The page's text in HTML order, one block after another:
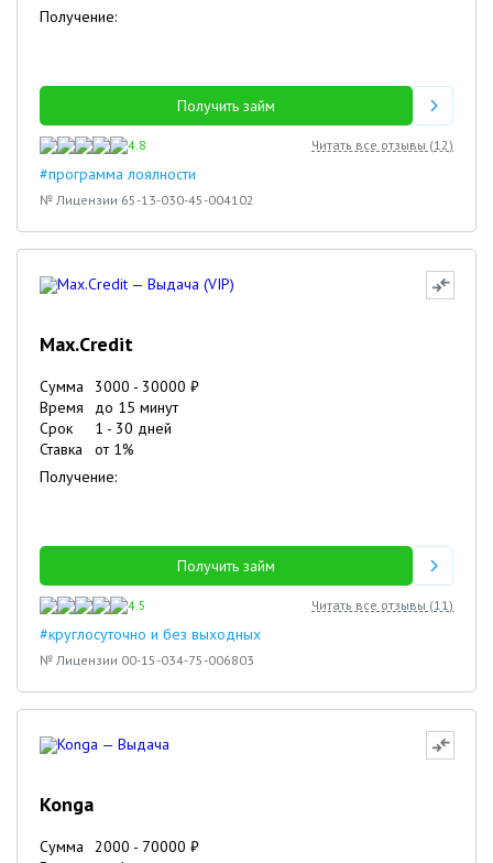
Получение:
Получить займ
4.8 Читать все отзывы (12)
#программа лоялности
№ Лицензии 65-13-030-45-004102
Max.Credit
Сумма 3000 - 30000 ₽
Время
до 15 минут
Срок
1 - 30 дней
Ставка
от 1%
Получение:
Получить займ
4.5 Читать все отзывы (11)
#круглосуточно и без выходных
№ Лицензии 00-15-034-75-006803
Konga
Сумма 2000 - 70000 ₽